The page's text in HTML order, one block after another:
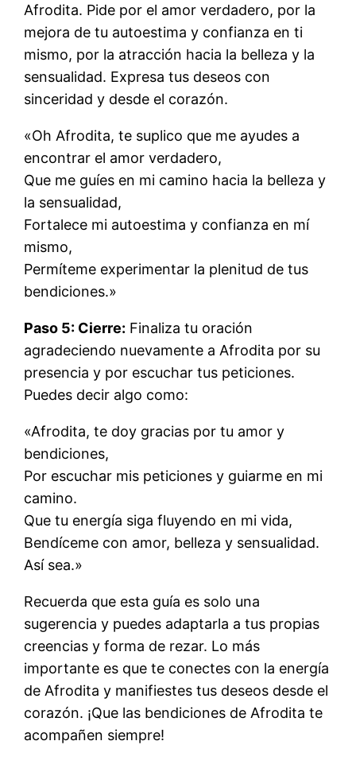
Afrodita. Pide por el amor verdadero, por la
mejora de tu autoestima y confianza en ti
mismo, por la atracción hacia la belleza y la
sensualidad. Expresa tus deseos con
sinceridad y desde el corazón.
«Oh Afrodita, te suplico que me ayudes a
encontrar el amor verdadero,
Que me guíes en mi camino hacia la belleza y
la sensualidad,
Fortalece mi autoestima y confianza en mí
mismo,
Permíteme experimentar la plenitud de tus
bendiciones.»
Paso 5: Cierre: Finaliza tu oración
agradeciendo nuevamente a Afrodita por su
presencia y por escuchar tus peticiones.
Puedes decir algo como:
«Afrodita, te doy gracias por tu amor y
bendiciones,
Por escuchar mis peticiones y guiarme en mi
camino.
Que tu energía siga fluyendo en mi vida,
Bendíceme con amor, belleza y sensualidad.
Así sea.»
Recuerda que esta guía es solo una
sugerencia y puedes adaptarla a tus propias
creencias y forma de rezar. Lo más
importante es que te conectes con la energía
de Afrodita y manifiestes tus deseos desde el
corazón. ¡Que las bendiciones de Afrodita te
acompañen siempre!